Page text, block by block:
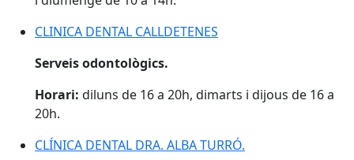
CLINICA DENTAL CALLDETENES
CLINICA DENTAL CALLDETENES
Serveis odontològics.
Horari: diluns de 16 a 20h, dimarts i dijous de 16 a
20h.
CLÍNICA DENTAL DRA. ALBA TURRÓ.
CLÍNICA DENTAL DRA. ALBA TURRÓ.